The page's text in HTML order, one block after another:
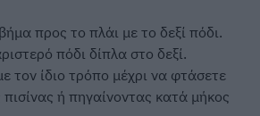
προς το πλάι με το δεξί πόδι.
πόδι δίπλα στο δεξί.
τον ίδιο τρόπο μέχρι να φτάσετε
ή πηγαίνοντας κατά μήκος